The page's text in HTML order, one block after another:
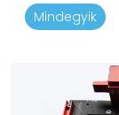
Mindegyik